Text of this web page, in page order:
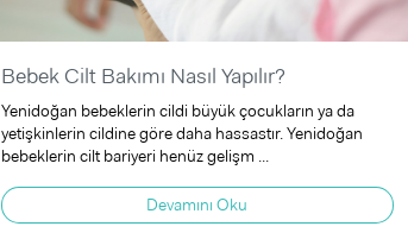
Bebek Cilt Bakımı Nasıl Yapılır?
Yenidoğan bebeklerin cildi büyük çocukların ya da
yetişkinlerin cildine göre daha hassastır. Yenidoğan
bebeklerin cilt bariyeri henüz gelişm ...
Devamını Oku